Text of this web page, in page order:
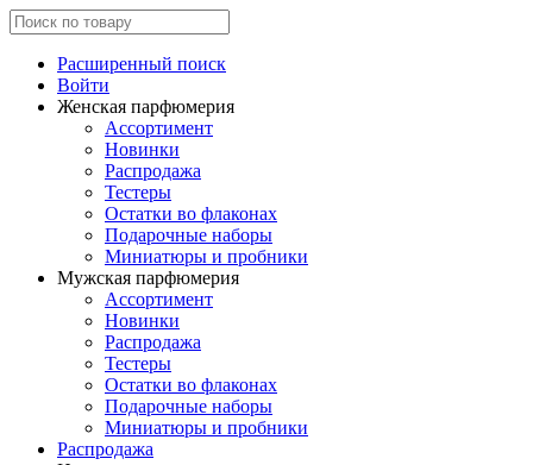
Расширенный поиск
Войти
Женская парфюмерия
Ассортимент
Новинки
Распродажа
Тестеры
Остатки во флаконах
Подарочные наборы
Миниатюры и пробники
Мужская парфюмерия
Ассортимент
Новинки
Распродажа
Тестеры
Остатки во флаконах
Подарочные наборы
Миниатюры и пробники
Распродажа